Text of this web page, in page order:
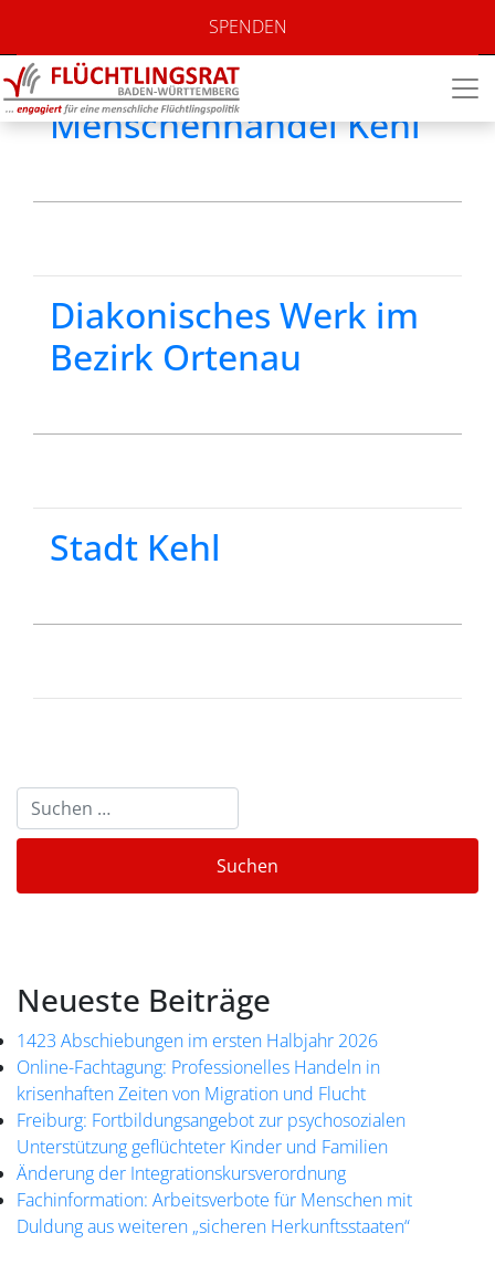
SPENDEN
Standort:Kehl
FreiJa – Aktiv gegen
Menschenhandel Kehl
Diakonisches Werk im
Bezirk Ortenau
Stadt Kehl
Neueste Beiträge
1423 Abschiebungen im ersten Halbjahr 2026
Online-Fachtagung: Professionelles Handeln in
krisenhaften Zeiten von Migration und Flucht
Freiburg: Fortbildungsangebot zur psychosozialen
Unterstützung geflüchteter Kinder und Familien
Änderung der Integrationskursverordnung
Fachinformation: Arbeitsverbote für Menschen mit
Duldung aus weiteren „sicheren Herkunftsstaaten“